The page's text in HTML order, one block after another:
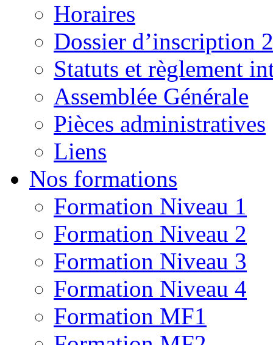
Horaires
Dossier d’inscription
Statuts et règlement
Assemblée Générale
Pièces administratives
Liens
Nos formations
Formation Niveau 1
Formation Niveau 2
Formation Niveau 3
Formation Niveau 4
Formation MF1